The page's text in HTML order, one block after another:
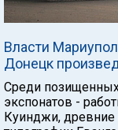
Власти
Донецк
Среди
экспонатов -
Куинджи, древние